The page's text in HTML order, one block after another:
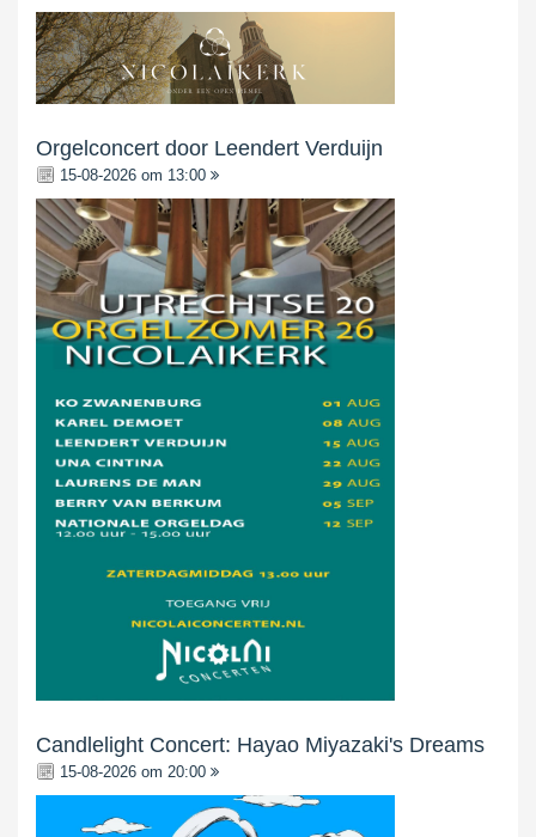
Orgelconcert door Leendert Verduijn
15-08-2026 om 13:00
Candlelight Concert: Hayao Miyazaki's Dreams
15-08-2026 om 20:00